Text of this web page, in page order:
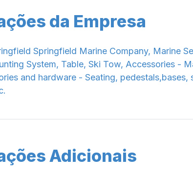
da Empresa
Springfield Marine Company, Marine
System, Table, Ski Tow, Accessories -
and hardware - Seating, pedestals,bases,
Adicionais